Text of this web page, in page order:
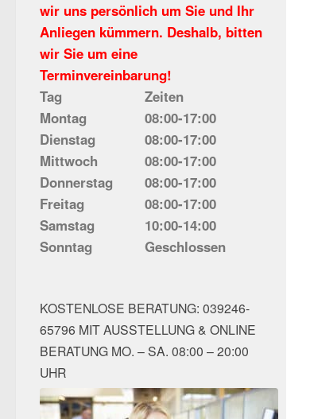
wir uns persönlich um Sie und Ihr
Anliegen kümmern. Deshalb, bitten
wir Sie um eine
Terminvereinbarung!
Tag
Zeiten
Montag
08:00-17:00
Dienstag
08:00-17:00
Mittwoch
08:00-17:00
Donnerstag
08:00-17:00
Freitag
08:00-17:00
Samstag
10:00-14:00
Sonntag
Geschlossen
KOSTENLOSE BERATUNG: 039246-
65796 MIT AUSSTELLUNG & ONLINE
BERATUNG MO. – SA. 08:00 – 20:00
UHR